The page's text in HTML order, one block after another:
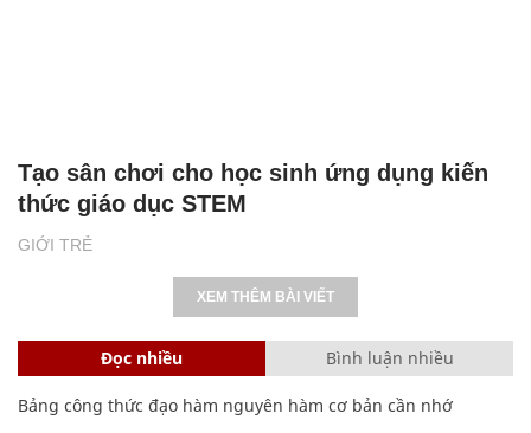
GIỚI TRẺ
Tạo sân chơi cho học sinh ứng dụng kiến
thức giáo dục STEM
XEM THÊM BÀI VIẾT
Đọc nhiều Bình luận nhiều
Bảng công thức đạo hàm nguyên hàm cơ bản cần nhớ